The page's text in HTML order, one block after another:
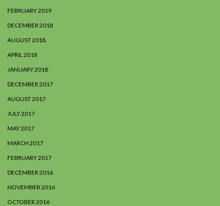
FEBRUARY 2019
DECEMBER 2018
AUGUST 2018
APRIL 2018
JANUARY 2018
DECEMBER 2017
AUGUST 2017
JULY 2017
MAY 2017
MARCH 2017
FEBRUARY 2017
DECEMBER 2016
NOVEMBER 2016
OCTOBER 2016